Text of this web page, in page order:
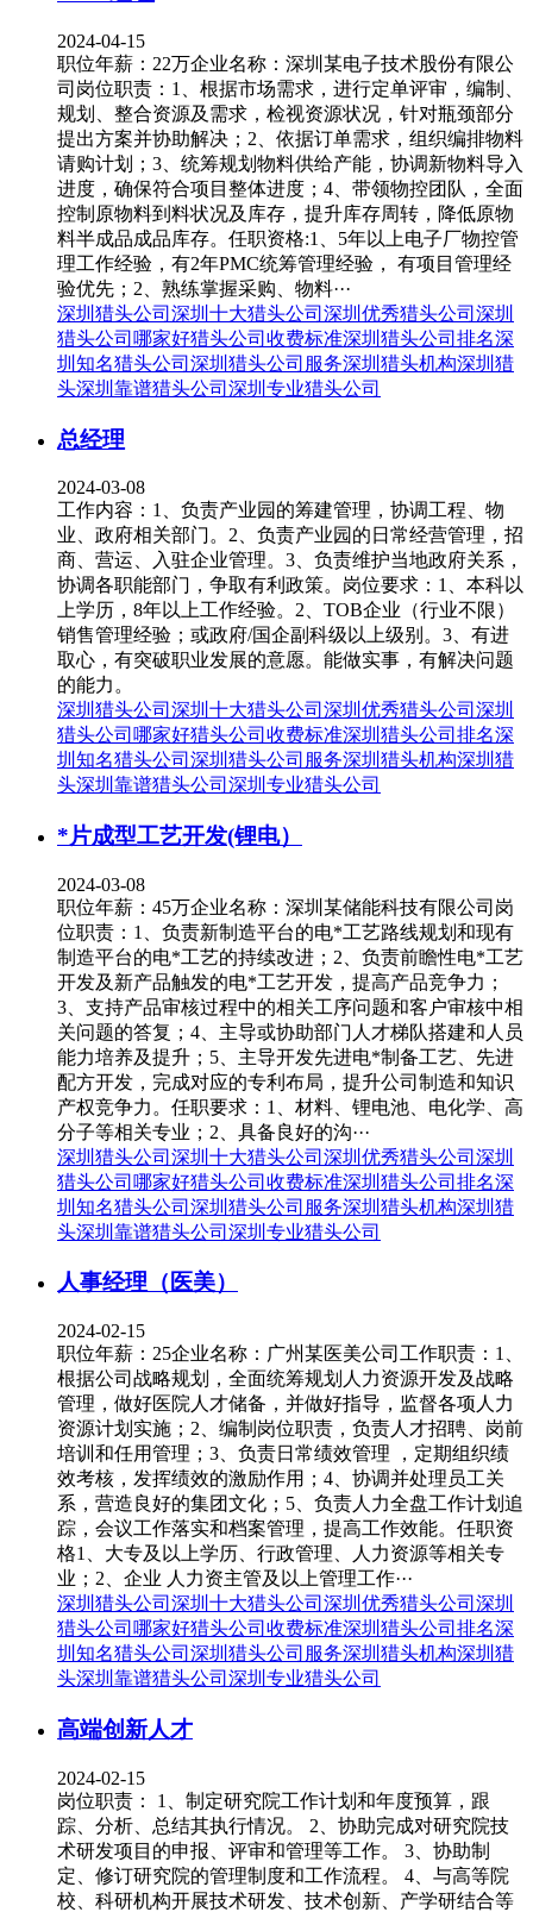
2024-04-15
职位年薪：22万企业名称：深圳某电子技术股份有限公
司岗位职责：1、根据市场需求，进行定单评审，编制、
规划、整合资源及需求，检视资源状况，针对瓶颈部分
提出方案并协助解决；2、依据订单需求，组织编排物料
请购计划；3、统筹规划物料供给产能，协调新物料导入
进度，确保符合项目整体进度；4、带领物控团队，全面
控制原物料到料状况及库存，提升库存周转，降低原物
料半成品成品库存。任职资格:1、5年以上电子厂物控管
理工作经验，有2年PMC统筹管理经验， 有项目管理经
验优先；2、熟练掌握采购、物料···
深圳猎头公司 深圳十大猎头公司 深圳优秀猎头公司 深圳
猎头公司哪家好猎头公司收费标准深圳猎头公司排名深
圳知名猎头公司 深圳猎头公司服务深圳猎头机构深圳猎
头深圳靠谱猎头公司 深圳专业猎头公司
总经理
2024-03-08
工作内容：1、负责产业园的筹建管理，协调工程、物
业、政府相关部门。2、负责产业园的日常经营管理，招
商、营运、入驻企业管理。3、负责维护当地政府关系，
协调各职能部门，争取有利政策。岗位要求：1、本科以
上学历，8年以上工作经验。2、TOB企业（行业不限）
销售管理经验；或政府/国企副科级以上级别。3、有进
取心，有突破职业发展的意愿。能做实事，有解决问题
的能力。
深圳猎头公司 深圳十大猎头公司 深圳优秀猎头公司 深圳
猎头公司哪家好猎头公司收费标准深圳猎头公司排名深
圳知名猎头公司 深圳猎头公司服务深圳猎头机构深圳猎
头深圳靠谱猎头公司 深圳专业猎头公司
*片成型工艺开发(锂电）
2024-03-08
职位年薪：45万企业名称：深圳某储能科技有限公司岗
位职责：1、负责新制造平台的电*工艺路线规划和现有
制造平台的电*工艺的持续改进；2、负责前瞻性电*工艺
开发及新产品触发的电*工艺开发，提高产品竞争力；
3、支持产品审核过程中的相关工序问题和客户审核中相
关问题的答复；4、主导或协助部门人才梯队搭建和人员
能力培养及提升；5、主导开发先进电*制备工艺、先进
配方开发，完成对应的专利布局，提升公司制造和知识
产权竞争力。任职要求：1、材料、锂电池、电化学、高
分子等相关专业；2、具备良好的沟···
深圳猎头公司 深圳十大猎头公司 深圳优秀猎头公司 深圳
猎头公司哪家好猎头公司收费标准深圳猎头公司排名深
圳知名猎头公司 深圳猎头公司服务深圳猎头机构深圳猎
头深圳靠谱猎头公司 深圳专业猎头公司
人事经理（医美）
2024-02-15
职位年薪：25企业名称：广州某医美公司工作职责：1、
根据公司战略规划，全面统筹规划人力资源开发及战略
管理，做好医院人才储备，并做好指导，监督各项人力
资源计划实施；2、编制岗位职责，负责人才招聘、岗前
培训和任用管理；3、负责日常绩效管理 ，定期组织绩
效考核，发挥绩效的激励作用；4、协调并处理员工关
系，营造良好的集团文化；5、负责人力全盘工作计划追
踪，会议工作落实和档案管理，提高工作效能。任职资
格1、大专及以上学历、行政管理、人力资源等相关专
业；2、企业 人力资主管及以上管理工作···
深圳猎头公司 深圳十大猎头公司 深圳优秀猎头公司 深圳
猎头公司哪家好猎头公司收费标准深圳猎头公司排名深
圳知名猎头公司 深圳猎头公司服务深圳猎头机构深圳猎
头深圳靠谱猎头公司 深圳专业猎头公司
高端创新人才
2024-02-15
岗位职责： 1、制定研究院工作计划和年度预算，跟
踪、分析、总结其执行情况。 2、协助完成对研究院技
术研发项目的申报、评审和管理等工作。 3、协助制
定、修订研究院的管理制度和工作流程。 4、与高等院
校、科研机构开展技术研发、技术创新、产学研结合等